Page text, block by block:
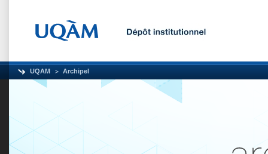
UQAM Archipel